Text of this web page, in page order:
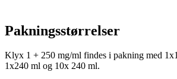
Pakningsstørrelser
Klyx 1 + 250 mg/ml findes i pakning med
1x240 ml og 10x 240 ml.